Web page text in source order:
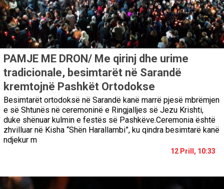
PAMJE ME DRON/ Me qirinj dhe urime
tradicionale, besimtarët në Sarandë
kremtojnë Pashkët Ortodokse
Besimtarët ortodoksë në Sarandë kanë marrë pjesë mbrëmjen
e së Shtunës në ceremoninë e Ringjalljes së Jezu Krishti,
duke shënuar kulmin e festës së Pashkëve.Ceremonia është
zhvilluar në Kisha “Shën Harallambi”, ku qindra besimtarë kanë
ndjekur m
12 Prill, 10:33